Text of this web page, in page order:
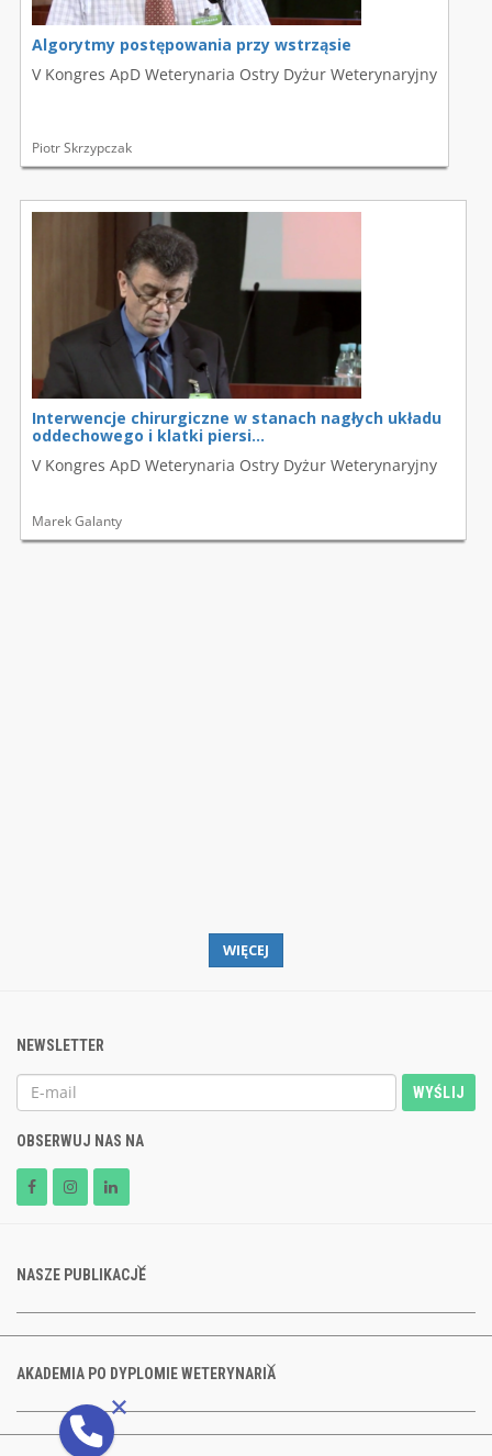
Algorytmy postępowania przy wstrząsie
V Kongres ApD Weterynaria Ostry Dyżur Weterynaryjny
Piotr Skrzypczak
Interwencje chirurgiczne w stanach nagłych układu
oddechowego i klatki piersi...
V Kongres ApD Weterynaria Ostry Dyżur Weterynaryjny
Marek Galanty
WIĘCEJ
NEWSLETTER
WYŚLIJ
OBSERWUJ NAS NA
NASZE PUBLIKACJE
AKADEMIA PO DYPLOMIE WETERYNARIA